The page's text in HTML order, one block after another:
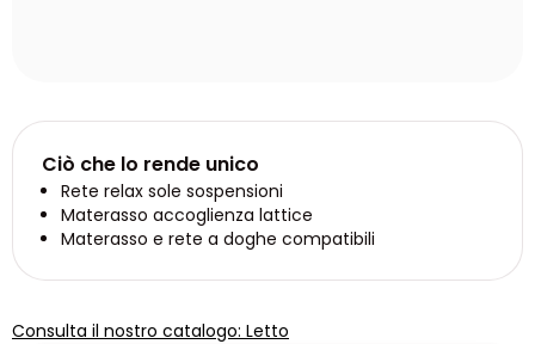
Ciò che lo rende unico
Rete relax sole sospensioni
Materasso accoglienza lattice
Materasso e rete a doghe compatibili
Consulta il nostro catalogo: Letto